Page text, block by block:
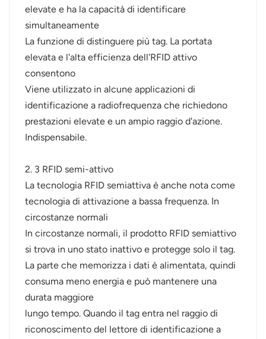
elevate e ha la capacità di identificare
simultaneamente
La funzione di distinguere più tag. La portata
elevata e l'alta efficienza dell'RFID attivo
consentono
Viene utilizzato in alcune applicazioni di
identificazione a radiofrequenza che richiedono
prestazioni elevate e un ampio raggio d'azione.
Indispensabile.
2. 3 RFID semi-attivo
La tecnologia RFID semiattiva è anche nota come
tecnologia di attivazione a bassa frequenza. In
circostanze normali
In circostanze normali, il prodotto RFID semiattivo
si trova in uno stato inattivo e protegge solo il tag.
La parte che memorizza i dati è alimentata, quindi
consuma meno energia e può mantenere una
durata maggiore
lungo tempo. Quando il tag entra nel raggio di
riconoscimento del lettore di identificazione a